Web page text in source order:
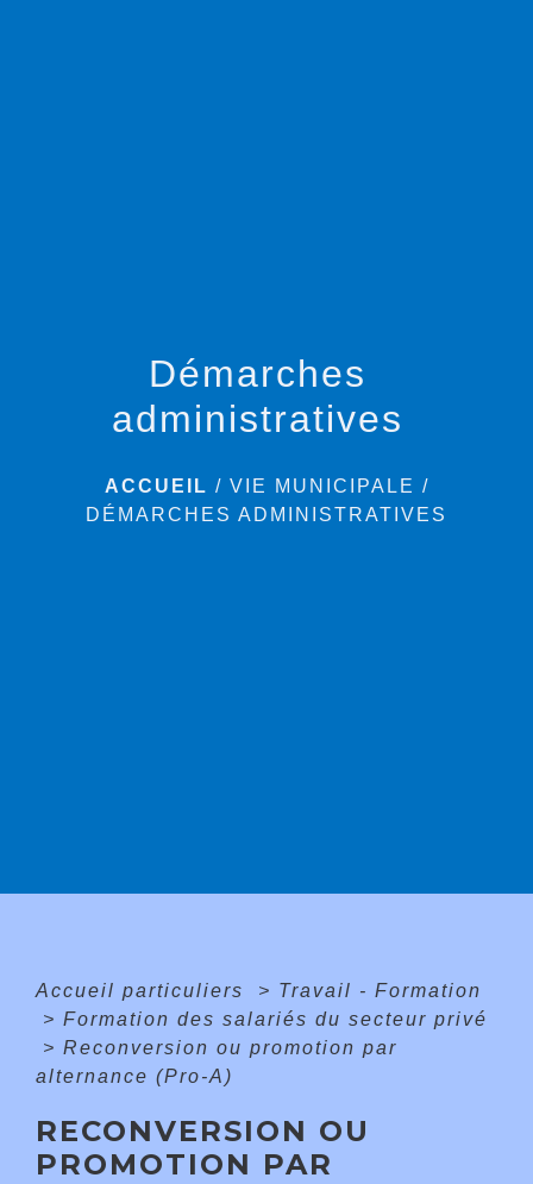
Démarches
administratives
ACCUEIL / VIE MUNICIPALE /
DÉMARCHES ADMINISTRATIVES
Accueil particuliers > Travail - Formation
> Formation des salariés du secteur privé
> Reconversion ou promotion par
alternance (Pro-A)
RECONVERSION OU
PROMOTION PAR